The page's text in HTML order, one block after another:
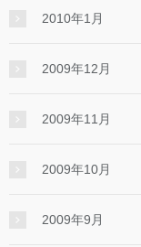
2010年1月
2009年12月
2009年11月
2009年10月
2009年9月